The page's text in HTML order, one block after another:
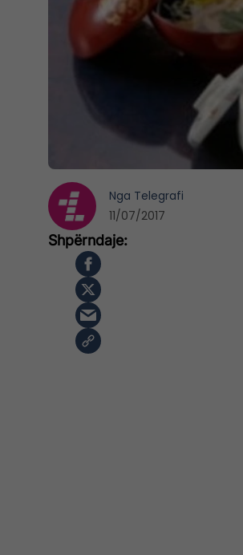
Nga Telegrafi
11/07/2017